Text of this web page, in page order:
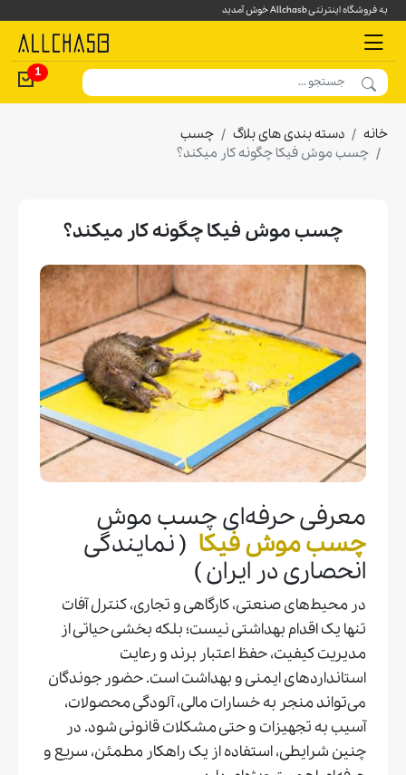
به فروشگاه اینترنتی Allchasb خوش آمدید
1
خانه دسته بندی های بلاگ
چسب
چسب موش فيكا چگونه كار ميكند؟
چسب موش فيكا چگونه كار ميكند؟
معرفی حرفه‌ای چسب موش
چسب موش فیکا ( نمایندگی
انحصاری در ایران )
در محیط‌های صنعتی، کارگاهی و تجاری، کنترل آفات
تنها یک اقدام بهداشتی نیست؛ بلکه بخشی حیاتی از
مدیریت کیفیت، حفظ اعتبار برند و رعایت
استانداردهای ایمنی و بهداشت است. حضور جوندگان
می‌تواند منجر به خسارات مالی، آلودگی محصولات،
آسیب به تجهیزات و حتی مشکلات قانونی شود. در
چنین شرایطی، استفاده از یک راهکار مطمئن، سریع و